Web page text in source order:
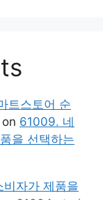
트스토어 순
on 61009. 네
을 선택하는
자가 제품을